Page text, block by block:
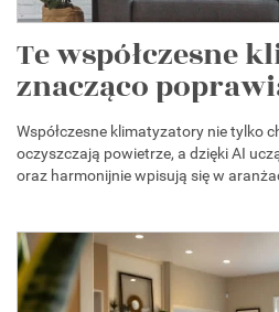
Te współczesne
znacząco
Współczesne klimatyzatory nie tylko
oczyszczają powietrze, a dzięki AI
oraz harmonijnie wpisują się w